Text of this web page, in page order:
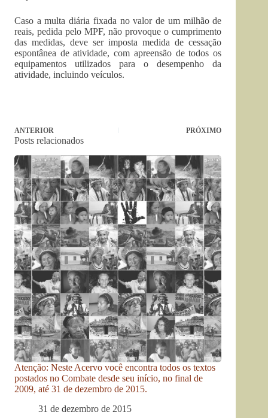
Caso a multa diária fixada no valor de um milhão de
reais, pedida pelo MPF, não provoque o cumprimento
das medidas, deve ser imposta medida de cessação
espontânea de atividade, com apreensão de todos os
equipamentos utilizados para o desempenho da
atividade, incluindo veículos.
ANTERIOR PRÓXIMO
Posts relacionados
Atenção: Neste Acervo você encontra todos os textos
postados no Combate desde seu início, no final de
2009, até 31 de dezembro de 2015.
31 de dezembro de 2015